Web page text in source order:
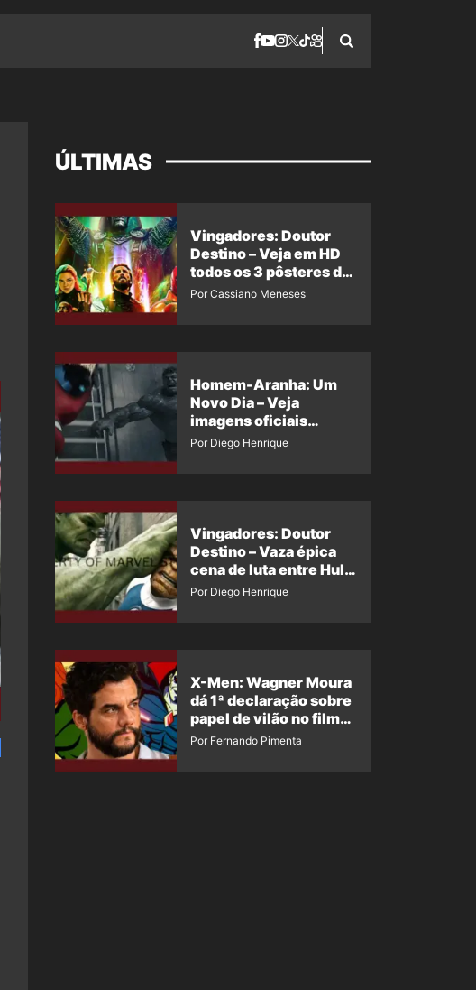
ÚLTIMAS
Vingadores: Doutor
Destino – Veja em HD
todos os 3 pôsteres de
‘Doomsday’ + 1 imagem
Por Cassiano Meneses
Homem-Aranha: Um
Novo Dia – Veja
imagens oficiais
descartadas do Hulk
Por Diego Henrique
Vingadores: Doutor
Destino – Vaza épica
cena de luta entre Hulk
e o Coisa
Por Diego Henrique
X-Men: Wagner Moura
dá 1ª declaração sobre
papel de vilão no filme
da Marvel
Por Fernando Pimenta